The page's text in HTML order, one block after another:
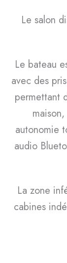
Le salon
Le bateau
avec des
permettant
autonomie
audio
La zone
cabines